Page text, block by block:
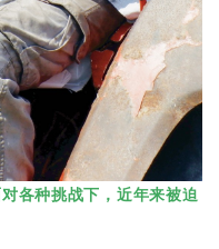
各种挑战下，近年来被迫